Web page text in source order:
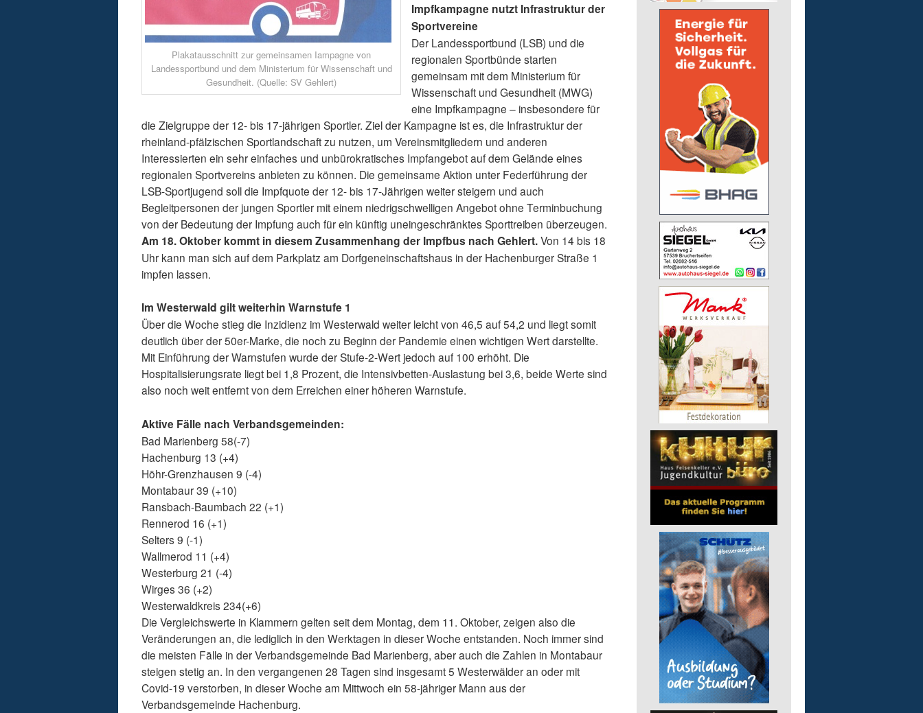
Plakatausschnitt zur gemeinsamen Iampagne von
Landessportbund und dem Ministerium für Wissenschaft und
Gesundheit. (Quelle: SV Gehlert)
Impfkampagne nutzt Infrastruktur der
Sportvereine
Der Landessportbund (LSB) und die
regionalen Sportbünde starten
gemeinsam mit dem Ministerium für
Wissenschaft und Gesundheit (MWG)
eine Impfkampagne – insbesondere für
die Zielgruppe der 12- bis 17-jährigen Sportler. Ziel der Kampagne ist es, die Infrastruktur der
rheinland-pfälzischen Sportlandschaft zu nutzen, um Vereinsmitgliedern und anderen
Interessierten ein sehr einfaches und unbürokratisches Impfangebot auf dem Gelände eines
regionalen Sportvereins anbieten zu können. Die gemeinsame Aktion unter Federführung der
LSB-Sportjugend soll die Impfquote der 12- bis 17-Jährigen weiter steigern und auch
Begleitpersonen der jungen Sportler mit einem niedrigschwelligen Angebot ohne Terminbuchung
von der Bedeutung der Impfung auch für ein künftig uneingeschränktes Sporttreiben überzeugen.
Am 18. Oktober kommt in diesem Zusammenhang der Impfbus nach Gehlert.Von 14 bis 18
Uhr kann man sich auf dem Parkplatz am Dorfgeneinschaftshaus in der Hachenburger Straße 1
impfen lassen.
Im Westerwald gilt weiterhin Warnstufe 1
Über die Woche stieg die Inzidienz im Westerwald weiter leicht von 46,5 auf 54,2 und liegt somit
deutlich über der 50er-Marke, die noch zu Beginn der Pandemie einen wichtigen Wert darstellte.
Mit Einführung der Warnstufen wurde der Stufe-2-Wert jedoch auf 100 erhöht. Die
Hospitalisierungsrate liegt bei 1,8 Prozent, die Intensivbetten-Auslastung bei 3,6, beide Werte sind
also noch weit entfernt von dem Erreichen einer höheren Warnstufe.
Aktive Fälle nach Verbandsgemeinden:
Bad Marienberg 58(-7)
Hachenburg 13 (+4)
Höhr-Grenzhausen 9 (-4)
Montabaur 39 (+10)
Ransbach-Baumbach 22 (+1)
Rennerod 16 (+1)
Selters 9 (-1)
Wallmerod 11 (+4)
Westerburg 21 (-4)
Wirges 36 (+2)
Westerwaldkreis 234(+6)
Die Vergleichswerte in Klammern gelten seit dem Montag, dem 11. Oktober, zeigen also die
Veränderungen an, die lediglich in den Werktagen in dieser Woche entstanden. Noch immer sind
die meisten Fälle in der Verbandsgemeinde Bad Marienberg, aber auch die Zahlen in Montabaur
steigen stetig an. In den vergangenen 28 Tagen sind insgesamt 5 Westerwälder an oder mit
Covid-19 verstorben, in dieser Woche am Mittwoch ein 58-jähriger Mann aus der
Verbandsgemeinde Hachenburg.